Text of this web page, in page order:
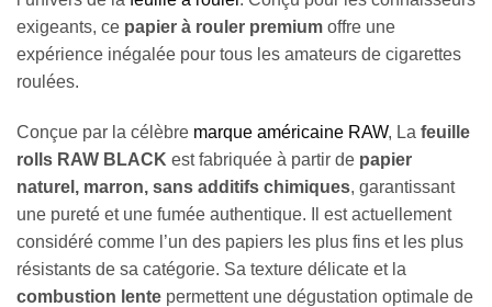
exigeants, ce papier à rouler premium offre une
expérience inégalée pour tous les amateurs de cigarettes
roulées.
Conçue par la célèbre marque américaine RAW, La feuille
rolls RAW BLACK est fabriquée à partir de papier
naturel, marron, sans additifs chimiques, garantissant
une pureté et une fumée authentique. Il est actuellement
considéré comme l’un des papiers les plus fins et les plus
résistants de sa catégorie. Sa texture délicate et la
combustion lente permettent une dégustation optimale de